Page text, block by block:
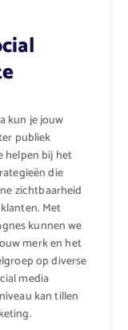
kun je jouw
publiek
helpen bij het
die
zichtbaarheid
Met
kunnen we
merk en het
op diverse
media
kan tillen